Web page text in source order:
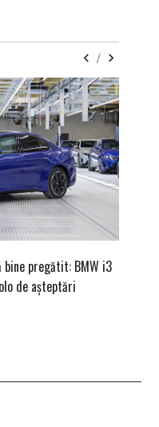
/
bine pregătit: BMW i3
de așteptări